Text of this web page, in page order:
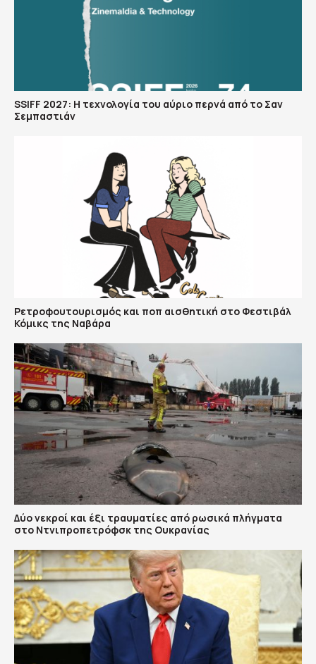
SSIFF 2027: Η τεχνολογία του αύριο περνά από το Σαν
Σεμπαστιάν
Ρετροφουτουρισμός και ποπ αισθητική στο Φεστιβάλ
Κόμικς της Ναβάρα
Δύο νεκροί και έξι τραυματίες από ρωσικά πλήγματα
στο Ντνιπροπετρόφσκ της Ουκρανίας